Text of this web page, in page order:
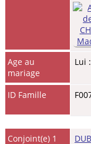
Age au
mariage
Lui
ID Famille
Conjoint(e) 1